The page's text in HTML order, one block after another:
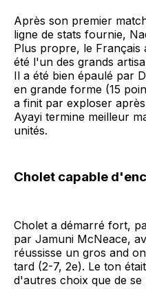
Après son premier
ligne de stats fournie,
Plus propre, le Français
été l'un des grands
Il a été bien épaulé par
en grande forme (15
a finit par exploser
Ayayi termine meilleur
unités.
Cholet capable
Cholet a démarré fort,
par Jamuni McNeace,
réussisse un gros and
tard (2-7, 2e). Le ton
d'autres choix que de